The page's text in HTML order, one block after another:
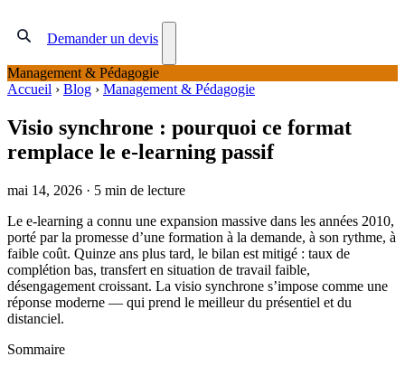
Demander un devis
Management & Pédagogie
Accueil › Blog › Management & Pédagogie
Visio synchrone : pourquoi ce format
remplace le e-learning passif
mai 14, 2026 · 5 min de lecture
Le e-learning a connu une expansion massive dans les années 2010,
porté par la promesse d’une formation à la demande, à son rythme, à
faible coût. Quinze ans plus tard, le bilan est mitigé : taux de
complétion bas, transfert en situation de travail faible,
désengagement croissant. La visio synchrone s’impose comme une
réponse moderne — qui prend le meilleur du présentiel et du
distanciel.
Sommaire